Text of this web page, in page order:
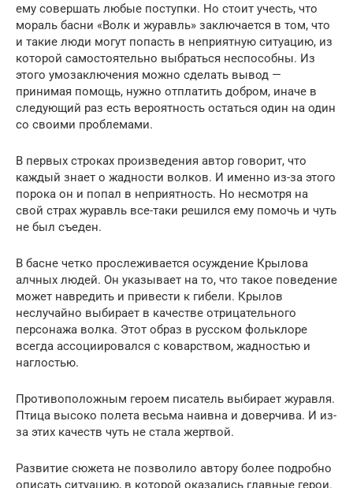
ему совершать любые поступки. Но стоит учесть, что
мораль басни «Волк и журавль» заключается в том, что
и такие люди могут попасть в неприятную ситуацию, из
которой самостоятельно выбраться неспособны. Из
этого умозаключения можно сделать вывод —
принимая помощь, нужно отплатить добром, иначе в
следующий раз есть вероятность остаться один на один
со своими проблемами.
В первых строках произведения автор говорит, что
каждый знает о жадности волков. И именно из-за этого
порока он и попал в неприятность. Но несмотря на
свой страх журавль все-таки решился ему помочь и чуть
не был съеден.
В басне четко прослеживается осуждение Крылова
алчных людей. Он указывает на то, что такое поведение
может навредить и привести к гибели. Крылов
неслучайно выбирает в качестве отрицательного
персонажа волка. Этот образ в русском фольклоре
всегда ассоциировался с коварством, жадностью и
наглостью.
Противоположным героем писатель выбирает журавля.
Птица высоко полета весьма наивна и доверчива. И из-
за этих качеств чуть не стала жертвой.
Развитие сюжета не позволило автору более подробно
описать ситуацию, в которой оказались главные герои.